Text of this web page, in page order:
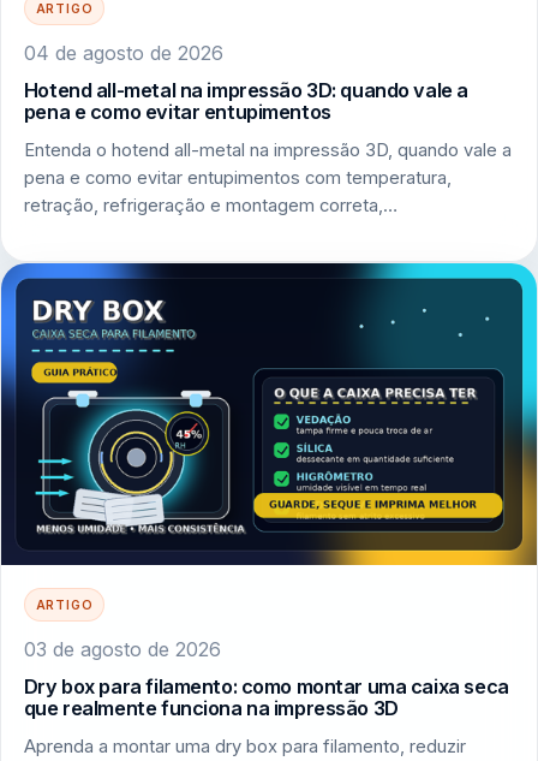
ARTIGO
04 de agosto de 2026
Hotend all-metal na impressão 3D: quando vale a
pena e como evitar entupimentos
Entenda o hotend all-metal na impressão 3D, quando vale a
pena e como evitar entupimentos com temperatura,
retração, refrigeração e montagem correta,…
ARTIGO
03 de agosto de 2026
Dry box para filamento: como montar uma caixa seca
que realmente funciona na impressão 3D
Aprenda a montar uma dry box para filamento, reduzir